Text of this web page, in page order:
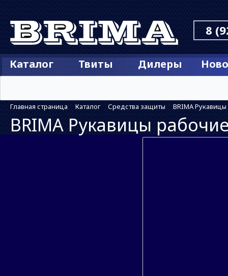
8
Каталог Твиты Дилеры
Главная страница Каталог Средства защиты BRIMA
BRIMA Рукавицы